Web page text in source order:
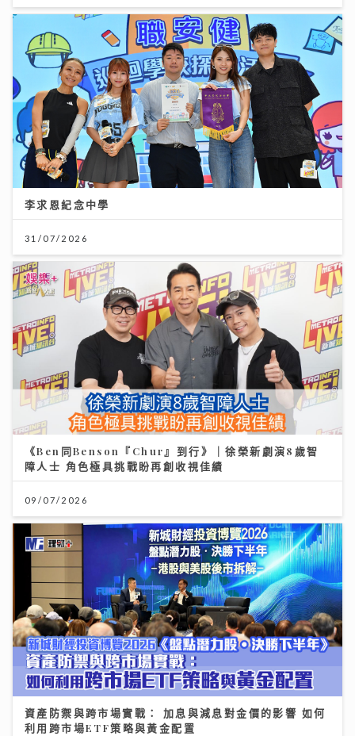
李求恩紀念中學
31/07/2026
《Ben同Benson『Chur』到行》｜徐榮新劇演8歲智
障人士 角色極具挑戰盼再創收視佳績
09/07/2026
資產防禦與跨市場實戰： 加息與減息對金價的影響 如何
利用跨市場ETF策略與黃金配置